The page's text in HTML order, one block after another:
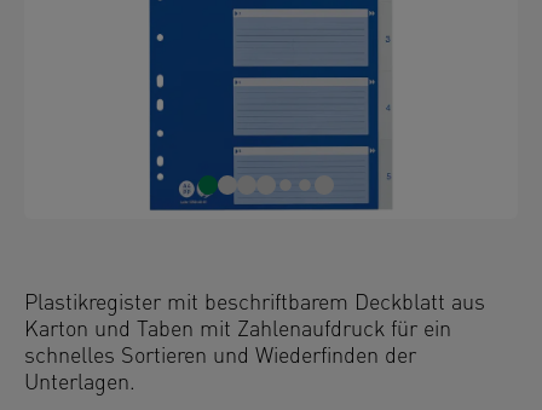
Plastikregister mit beschriftbarem Deckblatt aus
Karton und Taben mit Zahlenaufdruck für ein
schnelles Sortieren und Wiederfinden der
Unterlagen.